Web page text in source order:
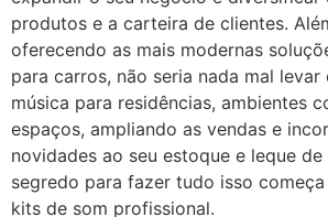
produtos e a carteira de clientes.
oferecendo as mais modernas
para carros, não seria nada mal levar
música para residências, ambientes
espaços, ampliando as vendas e
novidades ao seu estoque e leque de
segredo para fazer tudo isso
kits de som profissional.